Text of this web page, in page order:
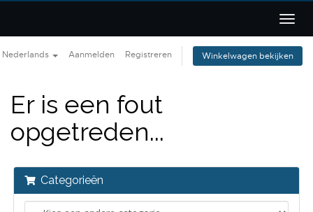
in-/
Nederlands Aanmelden Registreren Winkelwagen bekijken
Er is een fout
opgetreden...
Categorieën